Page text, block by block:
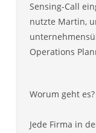
Sensing-Call
nutzte Martin,
Operations
Worum geht es?
Jede Firma in